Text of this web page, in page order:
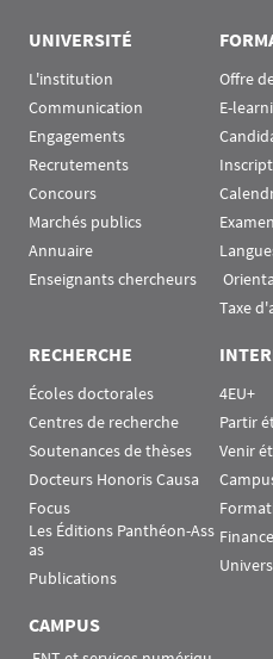
UNIVERSITÉ
L'institution
Communication
Engagements
Recrutements
Concours
Marchés publics
Annuaire
Enseignants chercheurs
Offre
E-
Taxe
RECHERCHE
Écoles doctorales
Centres de recherche
Soutenances de thèses
Docteurs Honoris Causa
Focus
Les Éditions Panthéon-Ass
as
Publications
4EU+
Partir
Venir
CAMPUS